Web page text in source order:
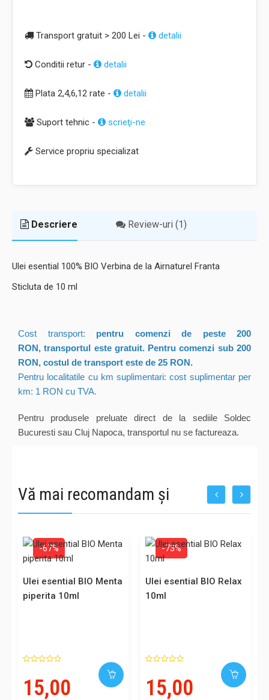
Transport gratuit > 200 Lei - detalii
Conditii retur - detalii
Plata 2,4,6,12 rate - detalii
Suport tehnic - scrieţi-ne
Service propriu specializat
Descriere Review-uri (1)
Ulei esential 100% BIO Verbina de la Airnaturel Franta
Sticluta de 10 ml
Cost transport: pentru comenzi de peste 200
RON, transportul este gratuit. Pentru comenzi sub 200
RON, costul de transport este de 25 RON.
Pentru localitatile cu km suplimentari: cost suplimentar per
km: 1 RON cu TVA.
Pentru produsele preluate direct de la sediile Soldec
Bucuresti sau Cluj Napoca, transportul nu se factureaza.
Vă mai recomandam și
-67%
Ulei esential BIO Menta
piperita 10ml
15,00
-73%
Ulei esential BIO Relax
10ml
15,00